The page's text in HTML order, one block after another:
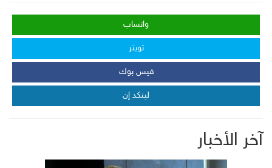
واتساب
تويتر
فيس بوك
لينكد إن
آخر الأخبار